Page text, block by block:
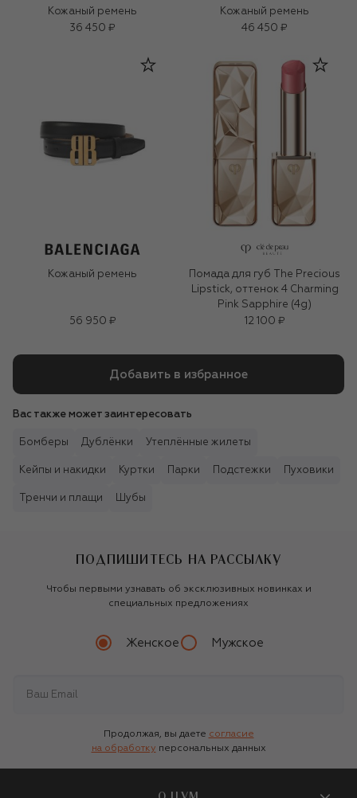
Кожаный ремень
36 450 ₽
Кожаный ремень
46 450 ₽
Кожаный ремень
56 950 ₽
Помада для губ The Precious
Lipstick, оттенок 4 Charming
Pink Sapphire (4g)
12 100 ₽
Добавить в избранное
Вас также может заинтересовать
Бомберы Дублёнки Утеплённые жилеты
Кейпы и накидки Куртки Парки Подстежки Пуховики
Тренчи и плащи Шубы
ПОДПИШИТЕСЬ НА РАССЫЛКУ
Чтобы первыми узнавать об эксклюзивных новинках и
специальных предложениях
Женское Мужское
Продолжая, вы даете согласие
на обработку персональных данных